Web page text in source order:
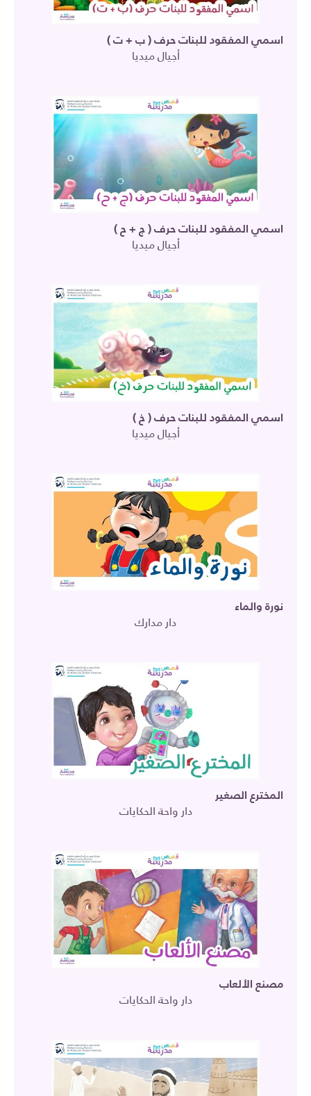
اسمي المفقود للبنات حرف ( ب + ت )
أجيال ميديا
اسمي المفقود للبنات حرف ( ج + ح )
أجيال ميديا
اسمي المفقود للبنات حرف ( خ )
أجيال ميديا
نورة والماء
دار مدارك
المخترع الصغير
دار واحة الحكايات
مصنع الألعاب
دار واحة الحكايات